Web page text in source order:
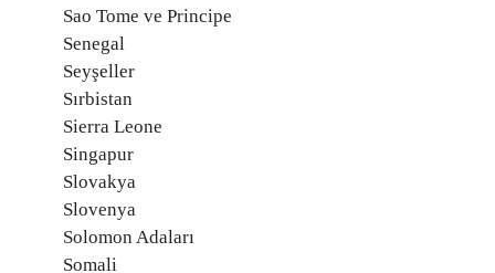
Sao Tome ve Principe
Senegal
Seyşeller
Sırbistan
Sierra Leone
Singapur
Slovakya
Slovenya
Solomon Adaları
Somali